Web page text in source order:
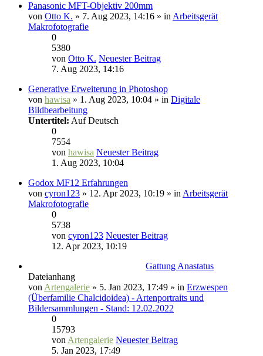
Panasonic MFT-Objektiv 200mm
von Otto K. » 7. Aug 2023, 14:16 » in Arbeitsgerät
Makrofotografie
0
5380
von Otto K. Neuester Beitrag
7. Aug 2023, 14:16
Generative Erweiterung in Photoshop
von hawisa » 1. Aug 2023, 10:04 » in Digitale
Bildbearbeitung
Untertitel: Auf Deutsch
0
7554
von hawisa Neuester Beitrag
1. Aug 2023, 10:04
Godox MF12 Erfahrungen
von cyron123 » 12. Apr 2023, 10:19 » in Arbeitsgerät
Makrofotografie
0
5738
von cyron123 Neuester Beitrag
12. Apr 2023, 10:19
Gattung Anastatus
Dateianhang
von Artengalerie » 5. Jan 2023, 17:49 » in Erzwespen
(Überfamilie Chalcidoidea) - Artenportraits und
Bildersammlungen - Stand: 12.02.2022
0
15793
von Artengalerie Neuester Beitrag
5. Jan 2023, 17:49